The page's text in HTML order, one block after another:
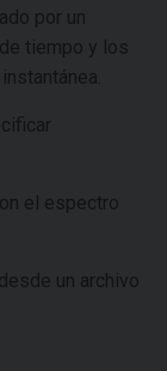
por un
tiempo y los
el espectro
desde un archivo